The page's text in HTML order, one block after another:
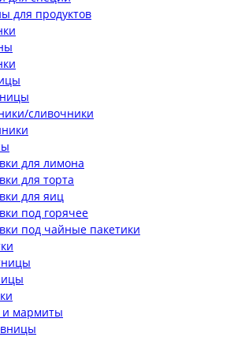
для продуктов
сливочники
для лимона
для торта
для яиц
под горячее
под чайные пакетики
мармиты